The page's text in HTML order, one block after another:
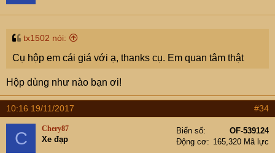
tx1502 nói:
Cụ hộp em cái giá với ạ, thanks cụ. Em quan tâm thật
Hộp dùng như nào bạn ơi!
10:16 19/11/2017 #34
C Chery87
Xe đạp
Biển số
OF-539124
Động cơ
165,320 Mã lực